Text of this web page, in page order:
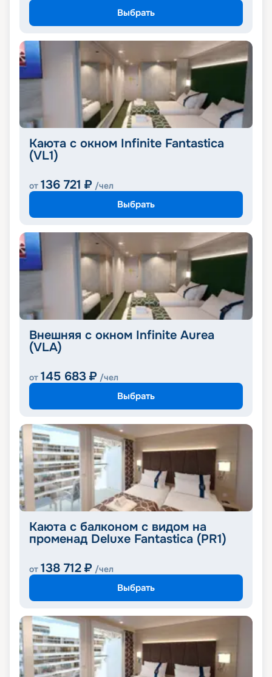
Выбрать
Каюта с окном Infinite Fantastica
(VL1)
от 136 721 ₽ /чел
Выбрать
Внешняя с окном Infinite Aurea
(VLA)
от 145 683 ₽ /чел
Выбрать
Каюта с балконом с видом на
променад Deluxe Fantastica (PR1)
от 138 712 ₽ /чел
Выбрать